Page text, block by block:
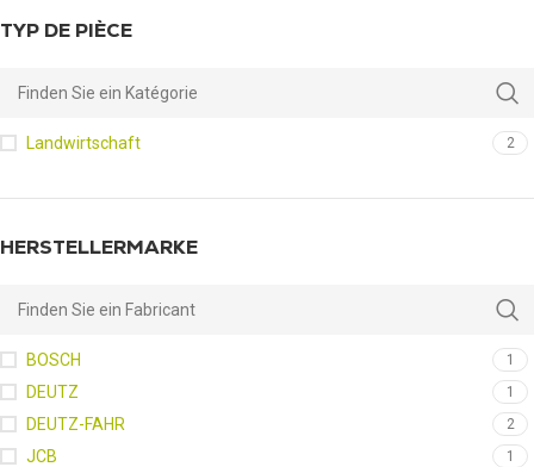
TYP DE PIÈCE
Landwirtschaft 2
HERSTELLERMARKE
BOSCH 1
DEUTZ 1
DEUTZ-FAHR 2
JCB 1